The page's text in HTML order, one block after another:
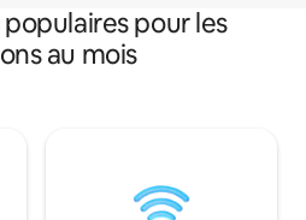
pour les
au mois